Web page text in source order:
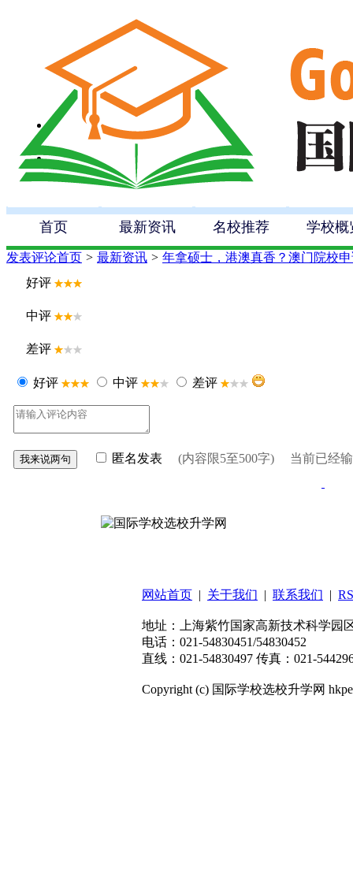
首页 最新资讯 名校推荐 学校概
发表评论首页 > 最新资讯 > 年拿硕士，港澳真香？澳门院校
好评
中评
差评
好评 中评 差评
匿名发表 (内容限5至500字) 当前已经
网站首页 | 关于我们 | 联系我们 |
地址：上海紫竹国家高新技术科学园
电话：021-54830451/54830452
直线：021-54830497 传真：021-
Copyright (c) 国际学校选校升学网